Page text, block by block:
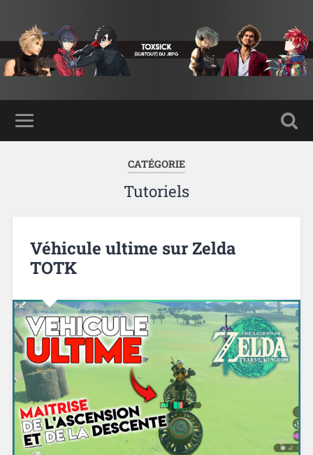
CATÉGORIE
Tutoriels
Véhicule ultime sur Zelda
TOTK